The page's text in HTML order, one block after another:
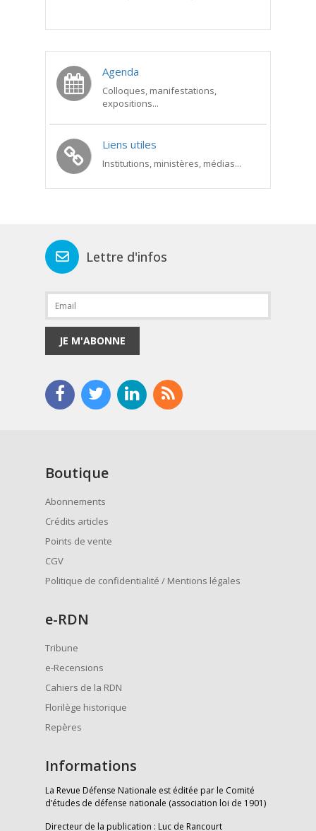
Agenda
Colloques, manifestations,
expositions...
Liens utiles
Institutions, ministères, médias...
Lettre d'infos
JE M'ABONNE
Boutique
Abonnements
Crédits articles
Points de vente
CGV
Politique de confidentialité / Mentions légales
e-RDN
Tribune
e-Recensions
Cahiers de la RDN
Florilège historique
Repères
Informations
La Revue Défense Nationale est éditée par le Comité
d’études de défense nationale (association loi de 1901)
Directeur de la publication : Luc de Rancourt